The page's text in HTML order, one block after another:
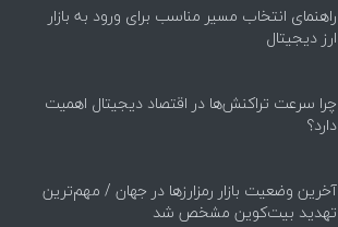
راهنمای انتخاب مسیر مناسب برای ورود به بازار
ارز دیجیتال
چرا سرعت تراکنش‌ها در اقتصاد دیجیتال اهمیت
دارد؟
آخرین وضعیت بازار رمزارزها در جهان / مهم‌ترین
تهدید بیت‌کوین مشخص شد